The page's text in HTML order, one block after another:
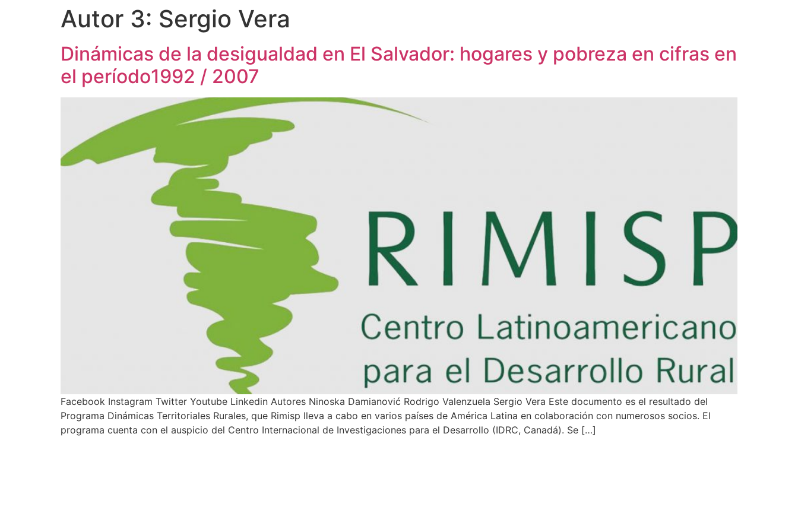
Autor 3: Sergio Vera
Dinámicas de la desigualdad en El Salvador: hogares y pobreza en cifras en
el período1992 / 2007
Facebook Instagram Twitter Youtube Linkedin Autores Ninoska Damianović Rodrigo Valenzuela Sergio Vera Este documento es el resultado del
Programa Dinámicas Territoriales Rurales, que Rimisp lleva a cabo en varios países de América Latina en colaboración con numerosos socios. El
programa cuenta con el auspicio del Centro Internacional de Investigaciones para el Desarrollo (IDRC, Canadá). Se […]